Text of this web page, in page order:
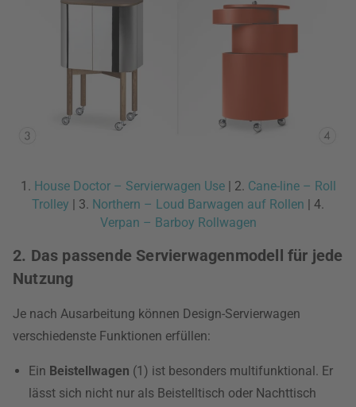
1. House Doctor – Servierwagen Use| 2. Cane-line – Roll
Trolley | 3. Northern – Loud Barwagen auf Rollen | 4.
Verpan – Barboy Rollwagen
2. Das passende Servierwagenmodell für jede
Nutzung
Je nach Ausarbeitung können Design-Servierwagen
verschiedenste Funktionen erfüllen:
Ein Beistellwagen (1) ist besonders multifunktional. Er
lässt sich nicht nur als Beistelltisch oder Nachttisch